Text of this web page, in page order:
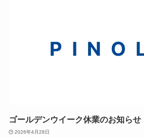
ゴールデンウイーク休業のお知らせ
2026年4月28日